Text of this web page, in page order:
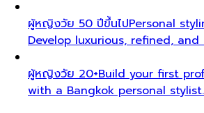
ผู้หญิงวัย 50 ปีขึ้นไปPersonal
Develop luxurious, refined,
ผู้หญิงวัย 20+Build your first
with a Bangkok personal